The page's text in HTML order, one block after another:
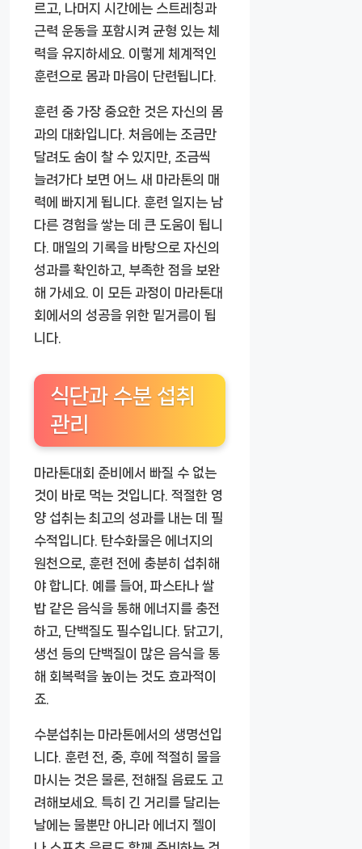
르고, 나머지 시간에는 스트레칭과
근력 운동을 포함시켜 균형 있는 체
력을 유지하세요. 이렇게 체계적인
훈련으로 몸과 마음이 단련됩니다.
훈련 중 가장 중요한 것은 자신의 몸
과의 대화입니다. 처음에는 조금만
달려도 숨이 찰 수 있지만, 조금씩
늘려가다 보면 어느 새 마라톤의 매
력에 빠지게 됩니다. 훈련 일지는 남
다른 경험을 쌓는 데 큰 도움이 됩니
다. 매일의 기록을 바탕으로 자신의
성과를 확인하고, 부족한 점을 보완
해 가세요. 이 모든 과정이 마라톤대
회에서의 성공을 위한 밑거름이 됩
니다.
식단과 수분 섭취
관리
마라톤대회 준비에서 빠질 수 없는
것이 바로 먹는 것입니다. 적절한 영
양 섭취는 최고의 성과를 내는 데 필
수적입니다. 탄수화물은 에너지의
원천으로, 훈련 전에 충분히 섭취해
야 합니다. 예를 들어, 파스타나 쌀
밥 같은 음식을 통해 에너지를 충전
하고, 단백질도 필수입니다. 닭고기,
생선 등의 단백질이 많은 음식을 통
해 회복력을 높이는 것도 효과적이
죠.
수분섭취는 마라톤에서의 생명선입
니다. 훈련 전, 중, 후에 적절히 물을
마시는 것은 물론, 전해질 음료도 고
려해보세요. 특히 긴 거리를 달리는
날에는 물뿐만 아니라 에너지 젤이